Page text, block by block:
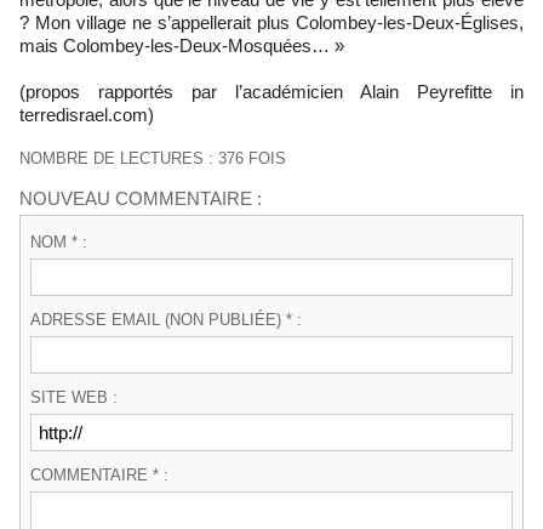
? Mon village ne s’appellerait plus Colombey-les-Deux-Églises,
mais Colombey-les-Deux-Mosquées… »
(propos rapportés par l’académicien Alain Peyrefitte in
terredisrael.com)
NOMBRE DE LECTURES : 376 FOIS
NOUVEAU COMMENTAIRE :
NOM * :
ADRESSE EMAIL (NON PUBLIÉE) * :
SITE WEB :
COMMENTAIRE * :